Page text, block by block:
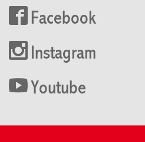
Facebook
Instagram
Youtube